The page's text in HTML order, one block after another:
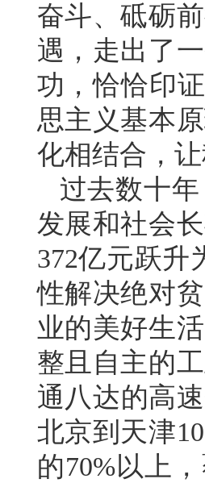
奋斗、砥砺
遇，走出了
功，恰恰印
思主义基本
化相结合，
过去数十
发展和社会
372亿元跃升
性解决绝对
业的美好生
整且自主的
通八达的高
北京到天津
的70%以上